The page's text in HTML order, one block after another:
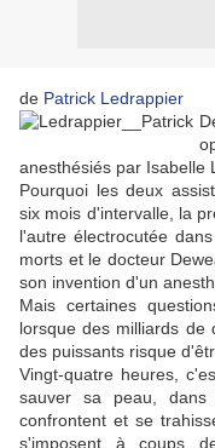
de Patrick Ledrappier
anesthésiés par Isabelle
Pourquoi les deux
six mois d'intervalle, la
l'autre électrocutée
morts et le docteur
son invention d'un
Mais certaines
lorsque des milliards
des puissants risque
Vingt-quatre heures,
sauver sa peau,
confrontent et se
s'imposent à coups